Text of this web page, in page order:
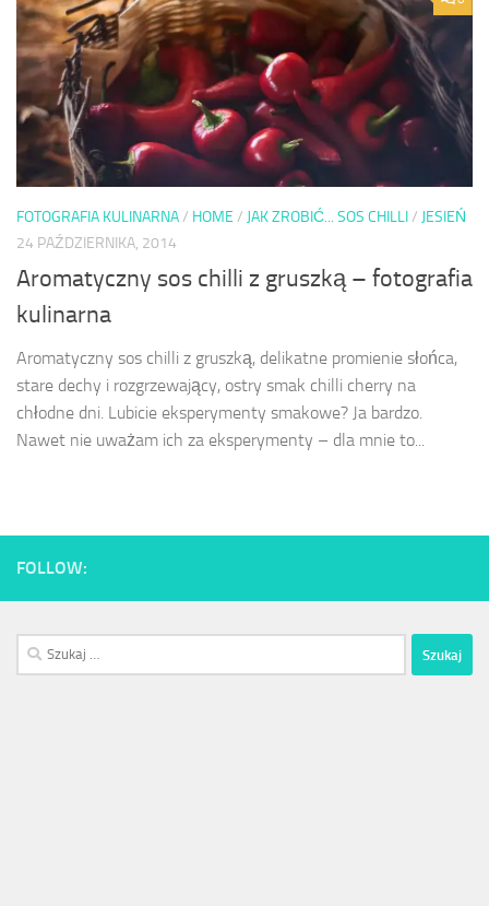
FOTOGRAFIA KULINARNA/ HOME / JAK ZROBIĆ... SOS CHILLI/ JESIEŃ
24 PAŹDZIERNIKA, 2014
Aromatyczny sos chilli z gruszką – fotografia
kulinarna
Aromatyczny sos chilli z gruszką, delikatne promienie słońca,
stare dechy i rozgrzewający, ostry smak chilli cherry na
chłodne dni. Lubicie eksperymenty smakowe? Ja bardzo.
Nawet nie uważam ich za eksperymenty – dla mnie to...
FOLLOW:
Szukaj: